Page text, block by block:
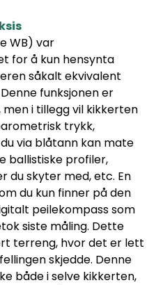
WB) var
for å kun hensynta
såkalt ekvivalent
funksjonen er
men i tillegg vil kikkerten
trykk,
via blåtann kan mate
ballistiske profiler,
du skyter med, etc. En
du kun finner på den
peilekompass som
siste måling. Dette
terreng, hvor det er lett
skjedde. Denne
både i selve kikkerten,